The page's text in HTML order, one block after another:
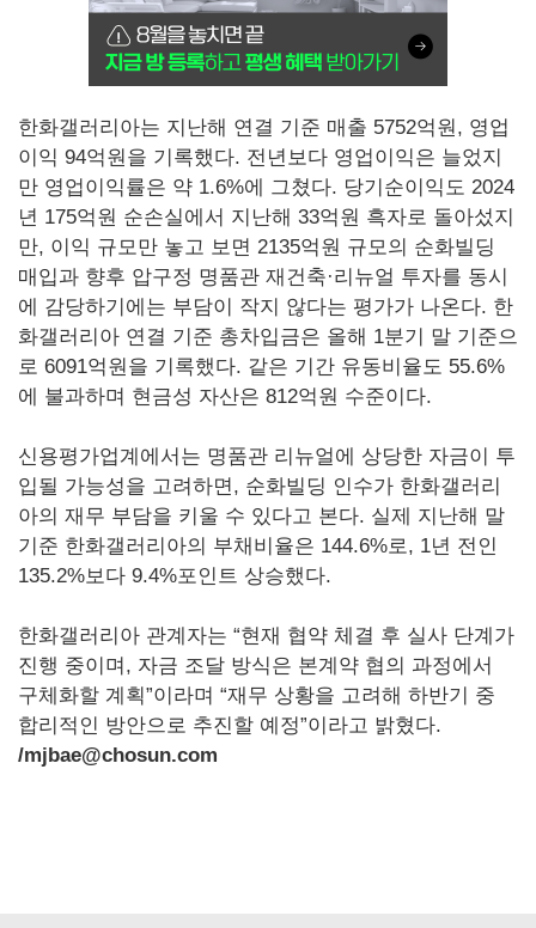
한화갤러리아는 지난해 연결 기준 매출 5752억원, 영업
이익 94억원을 기록했다. 전년보다 영업이익은 늘었지
만 영업이익률은 약 1.6%에 그쳤다. 당기순이익도 2024
년 175억원 순손실에서 지난해 33억원 흑자로 돌아섰지
만, 이익 규모만 놓고 보면 2135억원 규모의 순화빌딩
매입과 향후 압구정 명품관 재건축·리뉴얼 투자를 동시
에 감당하기에는 부담이 작지 않다는 평가가 나온다. 한
화갤러리아 연결 기준 총차입금은 올해 1분기 말 기준으
로 6091억원을 기록했다. 같은 기간 유동비율도 55.6%
에 불과하며 현금성 자산은 812억원 수준이다.
신용평가업계에서는 명품관 리뉴얼에 상당한 자금이 투
입될 가능성을 고려하면, 순화빌딩 인수가 한화갤러리
아의 재무 부담을 키울 수 있다고 본다. 실제 지난해 말
기준 한화갤러리아의 부채비율은 144.6%로, 1년 전인
135.2%보다 9.4%포인트 상승했다.
한화갤러리아 관계자는 “현재 협약 체결 후 실사 단계가
진행 중이며, 자금 조달 방식은 본계약 협의 과정에서
구체화할 계획”이라며 “재무 상황을 고려해 하반기 중
합리적인 방안으로 추진할 예정”이라고 밝혔다.
/mjbae@chosun.com